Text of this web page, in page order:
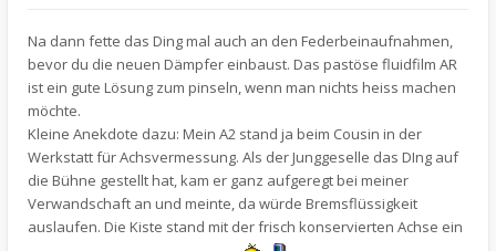
Na dann fette das Ding mal auch an den Federbeinaufnahmen,
bevor du die neuen Dämpfer einbaust. Das pastöse fluidfilm AR
ist ein gute Lösung zum pinseln, wenn man nichts heiss machen
möchte.
Kleine Anekdote dazu: Mein A2 stand ja beim Cousin in der
Werkstatt für Achsvermessung. Als der Junggeselle das DIng auf
die Bühne gestellt hat, kam er ganz aufgeregt bei meiner
Verwandschaft an und meinte, da würde Bremsflüssigkeit
auslaufen. Die Kiste stand mit der frisch konservierten Achse ein